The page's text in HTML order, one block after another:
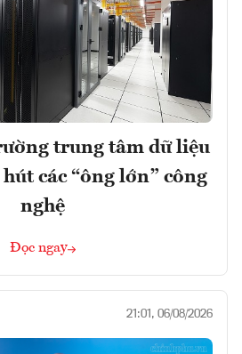
trung tâm dữ liệu
các “ông lớn” công
nghệ
Đọc ngay
21:01, 06/08/2026